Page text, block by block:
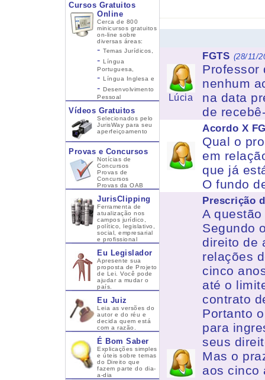
Cursos Gratuitos
Online
Cerca de 800
minicursos gratuitos
on-line sobre
diversas áreas:
- Temas Jurídicos,
- Língua
Portuguesa,
- Língua Inglesa e
- Desenvolvimento
Pessoal
Vídeos Gratuitos
Selecionados pelo
JurisWay para seu
aperfeiçoamento
Provas e Concursos
Notícias de
Concursos
Provas de
Concursos
Provas da OAB
JurisClipping
Ferramenta de
atualização nos
campos jurídico,
político, legislativo,
social, empresarial
e profissional
Eu Legislador
Apresente sua
proposta de Projeto
de Lei. Você pode
ajudar a mudar o
país.
Eu Juiz
Leia as versões do
autor e do réu e
decida quem está
com a razão.
É Bom Saber
Explicações simples
e úteis sobre temas
do Direito que
fazem parte do dia-
a-dia
Lúcia
FGTS (28/11/
Professor
nenhum
na data
de
Acordo X
Qual o
em
que já
O fundo
Prescrição
A
Segundo
direito de
relações
cinco
até o
contrato
Portanto
para
seus
Mas o
aos cinco